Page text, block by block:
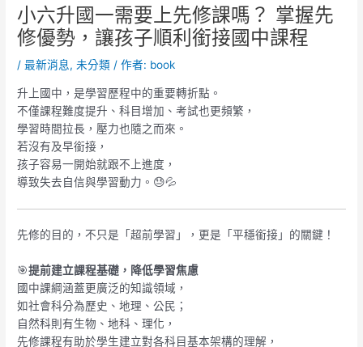
小六升國一需要上先修課嗎？ 掌握先
修優勢，讓孩子順利銜接國中課程
/最新消息,未分類 / 作者: book
升上國中，是學習歷程中的重要轉折點。
不僅課程難度提升、科目增加、考試也更頻繁，
學習時間拉長，壓力也隨之而來。
若沒有及早銜接，
孩子容易一開始就跟不上進度，
導致失去自信與學習動力。😓💦
先修的目的，不只是「超前學習」，更是「平穩銜接」的關鍵！
🎯提前建立課程基礎，降低學習焦慮
國中課綱涵蓋更廣泛的知識領域，
如社會科分為歷史、地理、公民；
自然科則有生物、地科、理化，
先修課程有助於學生建立對各科目基本架構的理解，